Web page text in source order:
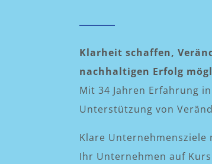
Klarheit schaffen,
nachhaltigen Erfolg
Mit 34 Jahren Erfahrung
Unterstützung von
Klare
Ihr Unternehmen auf